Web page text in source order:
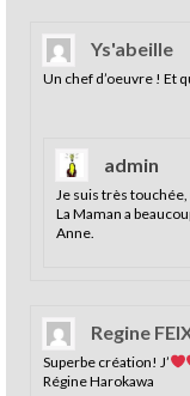
Ys'abeille
Un chef d’oeuvre ! Et
admin
Je suis très touchée,
La Maman a
Anne.
Regine
Superbe création! J’
Régine Harokawa